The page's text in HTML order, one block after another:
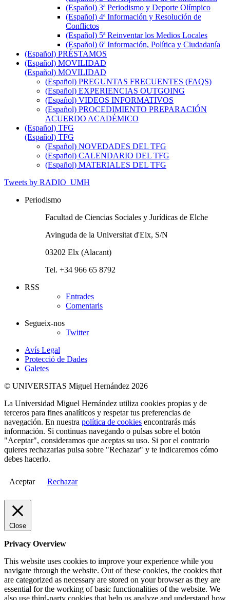
(Español) 3ª Periodismo y Deporte Olímpico
(Español) 4ª Información y Resolución de
Conflictos
(Español) 5ª Reinventar los Medios Locales
(Español) 6ª Información, Política y Ciudadanía
(Español) PRÉSTAMOS
(Español) MOVILIDAD
(Español) MOVILIDAD
(Español) PREGUNTAS FRECUENTES (FAQS)
(Español) EXPERIENCIAS OUTGOING
(Español) VIDEOS INFORMATIVOS
(Español) PROCEDIMIENTO PREPARACIÓN
ACUERDO ACADÉMICO
(Español) TFG
(Español) TFG
(Español) NOVEDADES DEL TFG
(Español) CALENDARIO DEL TFG
(Español) MATERIALES DEL TFG
Tweets by RADIO_UMH
Periodismo
Facultad de Ciencias Sociales y Jurídicas de Elche
Avinguda de la Universitat d'Elx, S/N
03202 Elx (Alacant)
Tel. +34 966 65 8792
RSS
Entrades
Comentaris
Segueix-nos
Twitter
Avís Legal
Protecció de Dades
Galetes
© UNIVERSITAS Miguel Hernández 2026
La Universidad Miguel Hernández utiliza cookies propias y de
terceros para fines analíticos y respetar tus preferencias de
navegación. En nuestra política de cookies encontrarás más
información. Si continuas navegando o pulsas sobre el botón
"Aceptar", consideramos que aceptas su uso. Si por el contrario
quieres rechazarlas pulsa sobre "Rechazar" y te indicaremos cómo
debes hacerlo.
Aceptar Rechazar
Close
Privacy Overview
This website uses cookies to improve your experience while you
navigate through the website. Out of these cookies, the cookies that
are categorized as necessary are stored on your browser as they are
essential for the working of basic functionalities of the website. We
also use third-party cookies that help us analyze and understand how